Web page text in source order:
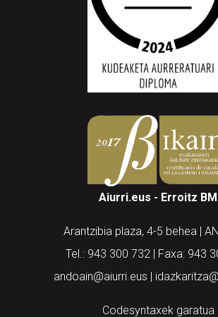
Aiurri.eus - Erroitz BM
Arantzibia plaza, 4-5 behea |
Tel.: 943 300 732 | Faxa: 943
andoain@aiurri.eus |
Codesyntaxek garatua